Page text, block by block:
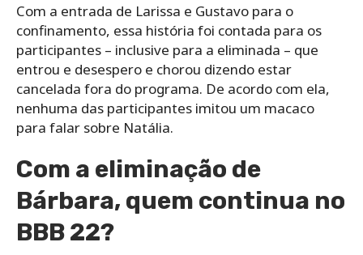
Com a entrada de Larissa e Gustavo para o
confinamento, essa história foi contada para os
participantes – inclusive para a eliminada – que
entrou e desespero e chorou dizendo estar
cancelada fora do programa. De acordo com ela,
nenhuma das participantes imitou um macaco
para falar sobre Natália.
Com a eliminação de
Bárbara, quem continua no
BBB 22?